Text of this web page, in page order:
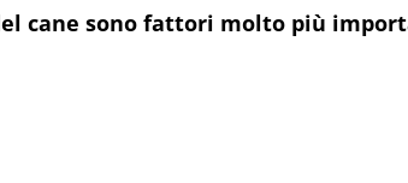
cane sono fattori molto più